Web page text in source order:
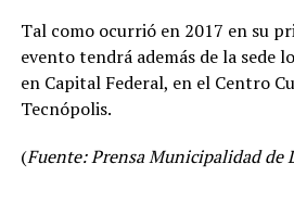
Tal como ocurrió en 2017 en su
evento tendrá además de la sede
en Capital Federal, en el Centro
Tecnópolis.
(Fuente: Prensa Municipalidad de